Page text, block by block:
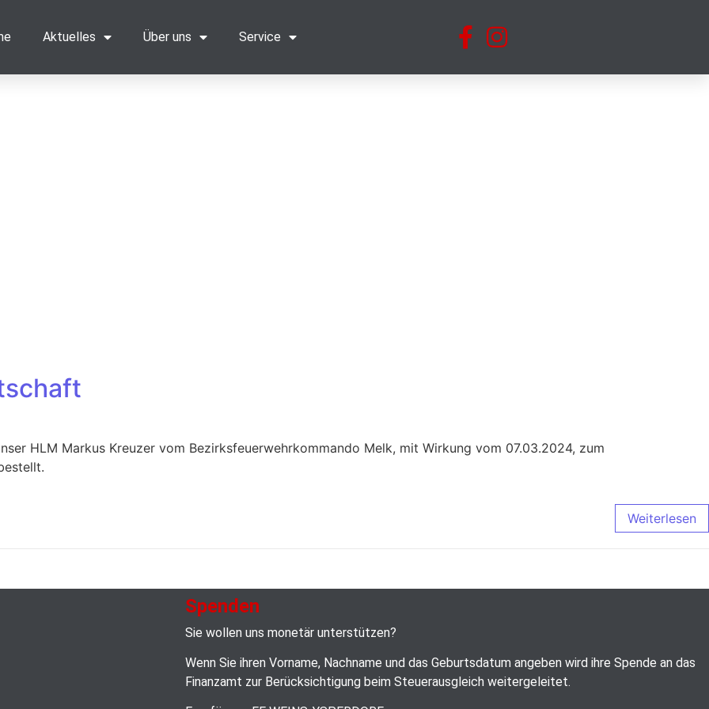
Aktuelles Über uns Service
HLM Markus Kreuzer vom Bezirksfeuerwehrkommando Melk, mit Wirkung vom 07.03.2024, zum
Weiterlesen
Spenden
Sie wollen uns monetär unterstützen?
Wenn Sie ihren Vorname, Nachname und das Geburtsdatum angeben wird ihre Spende an das
Finanzamt zur Berücksichtigung beim Steuerausgleich weitergeleitet.